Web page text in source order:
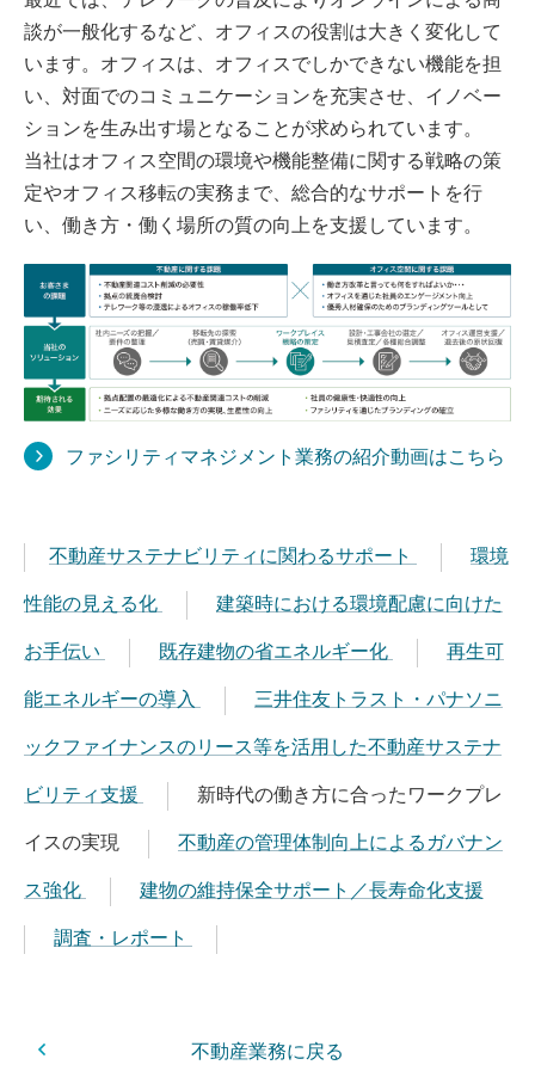
談が一般化するなど、オフィスの役割は大きく変化して
います。オフィスは、オフィスでしかできない機能を担
い、対面でのコミュニケーションを充実させ、イノベー
ションを生み出す場となることが求められています。
当社はオフィス空間の環境や機能整備に関する戦略の策
定やオフィス移転の実務まで、総合的なサポートを行
い、働き方・働く場所の質の向上を支援しています。
ファシリティマネジメント業務の紹介動画はこちら
不動産サステナビリティに関わるサポート
環境
性能の見える化
建築時における環境配慮に向けた
お手伝い
既存建物の省エネルギー化
再生可
能エネルギーの導入
三井住友トラスト・パナソニ
ックファイナンスのリース等を活用した不動産サステナ
ビリティ支援
新時代の働き方に合ったワークプレ
イスの実現
不動産の管理体制向上によるガバナン
ス強化
建物の維持保全サポート／長寿命化支援
調査・レポート
不動産業務に戻る